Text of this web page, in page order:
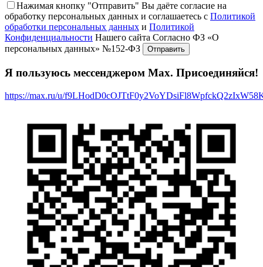
Нажимая кнопку "Отправить" Вы даёте согласие на
обработку персональных данных и соглашаетесь с Политикой
обработки персональных данных и Политикой
Конфиденциальности Нашего сайта Согласно ФЗ «О
персональных данных» №152-ФЗ
Я пользуюсь мессенджером Max. Присоединяйся!
https://max.ru/u/